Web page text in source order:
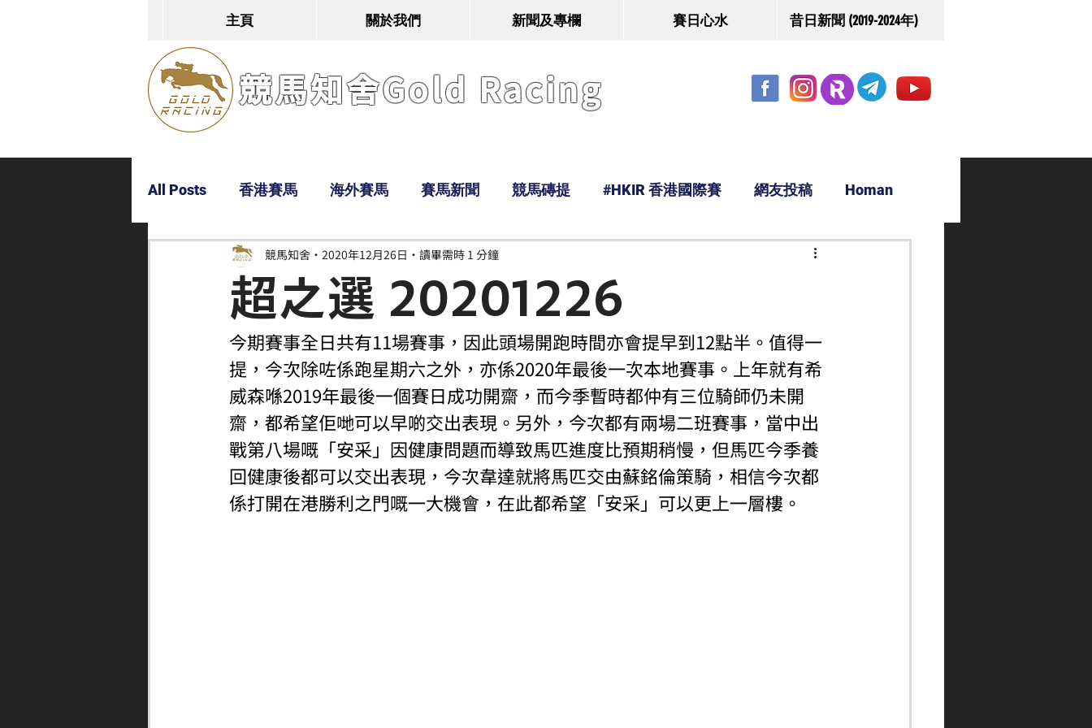
主頁 關於我們 新聞及專欄 賽日心水 昔日新聞 (2019-2024年)
競馬知舍Gold Racing
All Posts 香港賽馬 海外賽馬 賽馬新聞 競馬磚提 #HKIR 香港國際賽 網友投稿 Homan
Bobby 超仔 Tony 鹿 經典戰線
超之選 20201226
競馬知舍 2020年12月26日 讀畢需時 1 分鐘
今期賽事全日共有11場賽事，因此頭場開跑時間亦會提早到12點半。值得一
提，今次除咗係跑星期六之外，亦係2020年最後一次本地賽事。上年就有希
威森喺2019年最後一個賽日成功開齋，而今季暫時都仲有三位騎師仍未開
齋，都希望佢哋可以早啲交出表現。另外，今次都有兩場二班賽事，當中出
戰第八場嘅「安采」因健康問題而導致馬匹進度比預期稍慢，但馬匹今季養
回健康後都可以交出表現，今次韋達就將馬匹交由蘇銘倫策騎，相信今次都
係打開在港勝利之門嘅一大機會，在此都希望「安采」可以更上一層樓。